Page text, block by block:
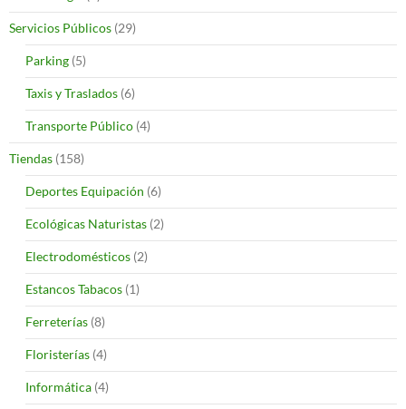
Servicios Públicos (29)
Parking (5)
Taxis y Traslados (6)
Transporte Público (4)
Tiendas (158)
Deportes Equipación (6)
Ecológicas Naturistas (2)
Electrodomésticos (2)
Estancos Tabacos (1)
Ferreterías (8)
Floristerías (4)
Informática (4)